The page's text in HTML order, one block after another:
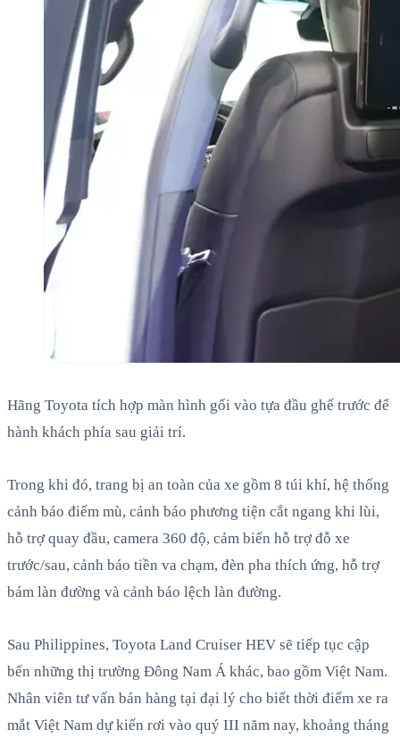
Hãng Toyota tích hợp màn hình gối vào tựa đầu ghế trước để
hành khách phía sau giải trí.
Trong khi đó, trang bị an toàn của xe gồm 8 túi khí, hệ thống
cảnh báo điểm mù, cảnh báo phương tiện cắt ngang khi lùi,
hỗ trợ quay đầu, camera 360 độ, cảm biến hỗ trợ đỗ xe
trước/sau, cảnh báo tiền va chạm, đèn pha thích ứng, hỗ trợ
bám làn đường và cảnh báo lệch làn đường.
Sau Philippines, Toyota Land Cruiser HEV sẽ tiếp tục cập
bến những thị trường Đông Nam Á khác, bao gồm Việt Nam.
Nhân viên tư vấn bán hàng tại đại lý cho biết thời điểm xe ra
mắt Việt Nam dự kiến rơi vào quý III năm nay, khoảng tháng